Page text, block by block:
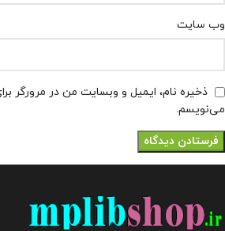
وب‌ سایت
ذخیره نام، ایمیل و وبسایت من در مرورگر
می‌نویسم.